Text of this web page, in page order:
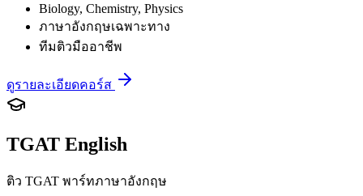
Biology, Chemistry, Physics
ภาษาอังกฤษเฉพาะทาง
ทีมติวมืออาชีพ
ดูรายละเอียดคอร์ส
TGAT English
ติว TGAT พาร์ทภาษาอังกฤษ